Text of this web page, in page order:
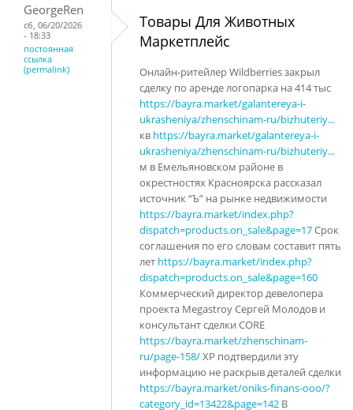
GeorgeRen
сб, 06/20/2026
- 18:33
постоянная
ссылка
(permalink)
Товары Для Животных
Маркетплейс
Онлайн-ритейлер Wildberries закрыл
сделку по аренде логопарка на 414 тыс
https://bayra.market/galantereya-i-
ukrasheniya/zhenschinam-ru/bizhuteriy...
кв https://bayra.market/galantereya-i-
ukrasheniya/zhenschinam-ru/bizhuteriy...
м в Емельяновском районе в
окрестностях Красноярска рассказал
источник “Ъ” на рынке недвижимости
https://bayra.market/index.php?
dispatch=products.on_sale&page=17Срок
соглашения по его словам составит пять
лет https://bayra.market/index.php?
dispatch=products.on_sale&page=160
Коммерческий директор девелопера
проекта Megastroy Сергей Молодов и
консультант сделки CORE
https://bayra.market/zhenschinam-
ru/page-158/XP подтвердили эту
информацию не раскрыв деталей сделки
https://bayra.market/oniks-finans-ooo/?
category_id=13422&page=142 В